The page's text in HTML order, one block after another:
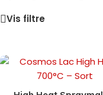
Vis filtre